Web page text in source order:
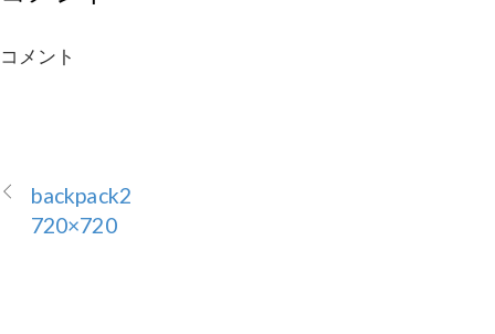
コメント
backpack2
720×720